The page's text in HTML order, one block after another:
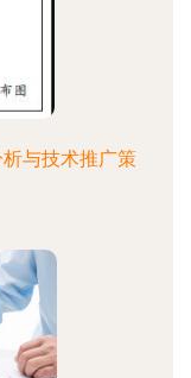
与技术推广策